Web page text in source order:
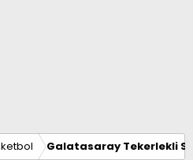
Galatasaray Tekerlekli